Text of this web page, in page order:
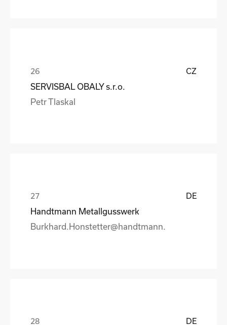
CZ
SERVISBAL OBALY s.r.o.
Petr Tlaskal
DE
Handtmann Metallgusswerk
Burkhard.Honstetter@handtmann.
DE